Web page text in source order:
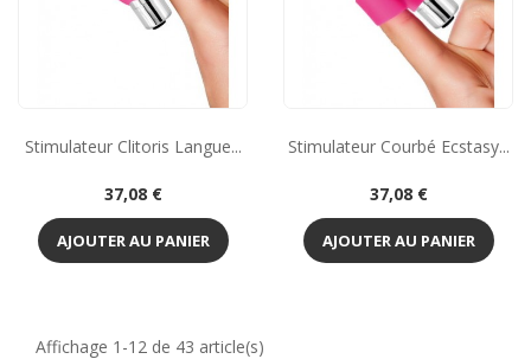
Stimulateur Clitoris Langue...
Prix
37,08 €
AJOUTER AU PANIER
Stimulateur Courbé Ecstasy...
Prix
37,08 €
AJOUTER AU PANIER
Affichage 1-12 de 43 article(s)